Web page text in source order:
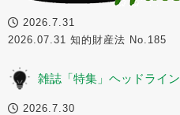
2026.7.31
2026.07.31 知的財産法 No.185
雑誌「特集」ヘッドライン
2026.7.30